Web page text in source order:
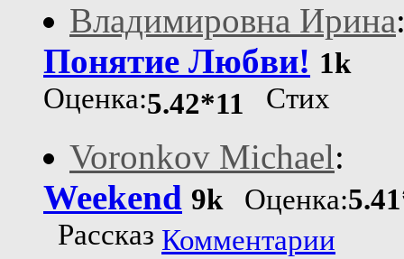
Владимировна Ирина
Понятие Любви! 1k
Оценка:5.42*11
Стих
Voronkov Michael:
Weekend 9kОценка:
Рассказ Комментарии